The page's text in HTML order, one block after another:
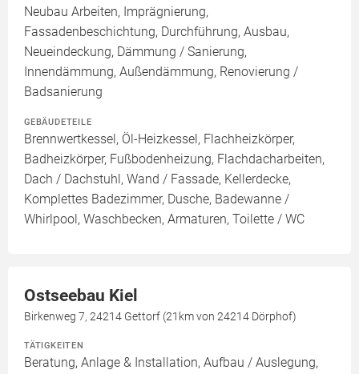
Neubau Arbeiten, Imprägnierung,
Fassadenbeschichtung, Durchführung, Ausbau,
Neueindeckung, Dämmung / Sanierung,
Innendämmung, Außendämmung, Renovierung /
Badsanierung
GEBÄUDETEILE
Brennwertkessel, Öl-Heizkessel, Flachheizkörper,
Badheizkörper, Fußbodenheizung, Flachdacharbeiten,
Dach / Dachstuhl, Wand / Fassade, Kellerdecke,
Komplettes Badezimmer, Dusche, Badewanne /
Whirlpool, Waschbecken, Armaturen, Toilette / WC
Ostseebau Kiel
Birkenweg 7, 24214 Gettorf (21km von 24214 Dörphof)
TÄTIGKEITEN
Beratung, Anlage & Installation, Aufbau / Auslegung,